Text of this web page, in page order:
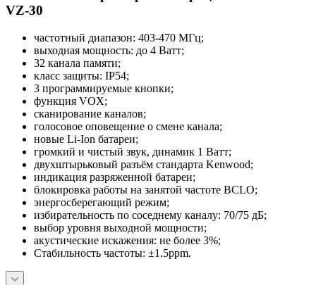
VZ-30
частотный диапазон: 403-470 МГц;
выходная мощность: до 4 Ватт;
32 канала памяти;
класс защиты: IP54;
3 программируемые кнопки;
функция VOX;
сканирование каналов;
голосовое оповещение о смене канала;
новые Li-Ion батареи;
громкий и чистый звук, динамик 1 Ватт;
двухштырьковый разъём стандарта Kenwood;
индикация разряженной батареи;
блокировка работы на занятой частоте BCLO;
энергосберегающий режим;
избирательность по соседнему каналу: 70/75 дБ;
выбор уровня выходной мощности;
акустические искажения: не более 3%;
Стабильность частоты: ±1.5ppm.